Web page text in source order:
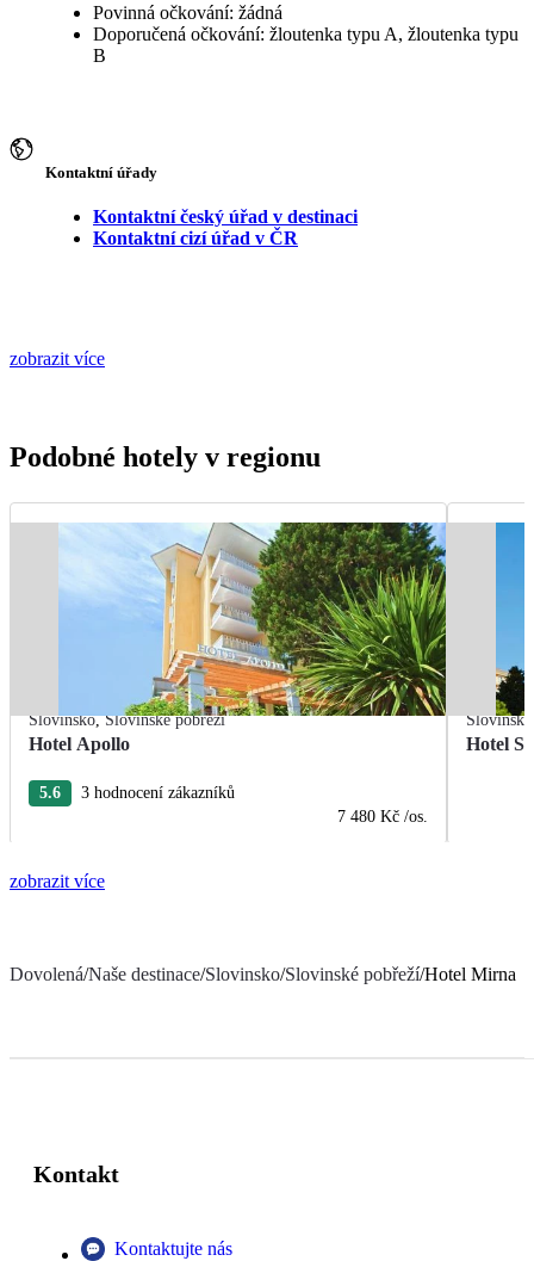
Povinná očkování: žádná
Doporučená očkování: žloutenka typu A, žloutenka typu
B
Kontaktní úřady
Kontaktní český úřad v destinaci
Kontaktní cizí úřad v ČR
zobrazit více
Podobné hotely v regionu
Slovinsko,Slovinské pobřeží
Hotel Apollo
5.6
3 hodnocení zákazníků
7 480 Kč /os.
Slovinsko
Hotel
zobrazit více
Dovolená/Naše destinace/Slovinsko/Slovinské pobřeží/Hotel Mirna
Kontakt
Kontaktujte nás